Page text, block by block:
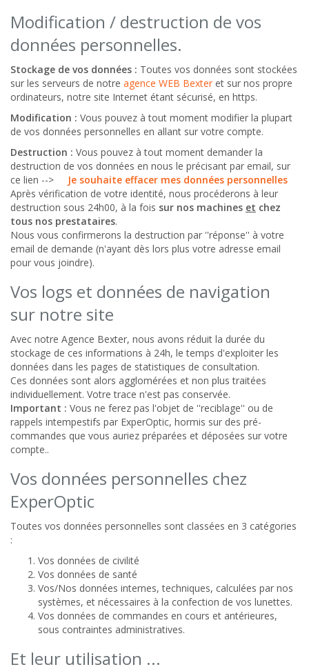
Modification / destruction de vos
données personnelles.
Stockage de vos données : Toutes vos données sont stockées
sur les serveurs de notre agence WEB Bexter et sur nos propre
ordinateurs, notre site Internet étant sécurisé, en https.
Modification : Vous pouvez à tout moment modifier la plupart
de vos données personnelles en allant sur votre compte.
Destruction : Vous pouvez à tout moment demander la
destruction de vos données en nous le précisant par email, sur
ce lien -->
Je souhaite effacer mes données personnelles
Après vérification de votre identité, nous procéderons à leur
destruction sous 24h00, à la fois sur nos machines et chez
tous nos prestataires.
Nous vous confirmerons la destruction par ''réponse'' à votre
email de demande (n'ayant dès lors plus votre adresse email
pour vous joindre).
Vos logs et données de navigation
sur notre site
Avec notre Agence Bexter, nous avons réduit la durée du
stockage de ces informations à 24h, le temps d'exploiter les
données dans les pages de statistiques de consultation.
Ces données sont alors agglomérées et non plus traitées
individuellement. Votre trace n'est pas conservée.
Important : Vous ne ferez pas l'objet de ''reciblage'' ou de
rappels intempestifs par ExperOptic, hormis sur des pré-
commandes que vous auriez préparées et déposées sur votre
compte..
Vos données personnelles chez
ExperOptic
Toutes vos données personnelles sont classées en 3 catégories
:
Vos données de civilité
Vos données de santé
Vos/Nos données internes, techniques, calculées par nos
systèmes, et nécessaires à la confection de vos lunettes.
Vos données de commandes en cours et antérieures,
sous contraintes administratives.
Et leur utilisation ...